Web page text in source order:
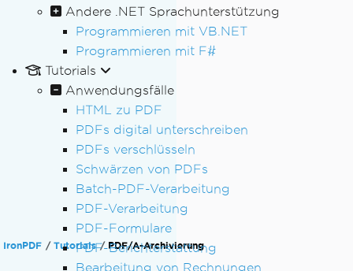
Andere .NET Sprachunterstützung
Programmieren mit VB.NET
Programmieren mit F#
Tutorials
Anwendungsfälle
HTML zu PDF
PDFs digital unterschreiben
PDFs verschlüsseln
Schwärzen von PDFs
Batch-PDF-Verarbeitung
PDF-Verarbeitung
PDF-Formulare
PDF-Berichterstattung
Bearbeitung von Rechnungen
IronPDF Tutorials PDF/A-Archivierung